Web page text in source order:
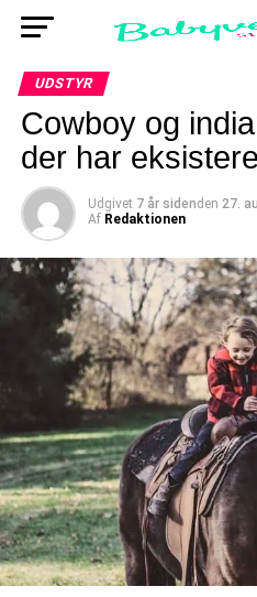
UDSTYR
Cowboy og
der har
Udgivet 7 år sidenden 27.
Af Redaktionen